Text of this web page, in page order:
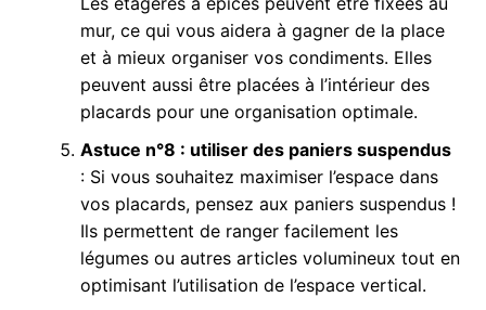
mur, ce qui vous aidera à gagner de la place
et à mieux organiser vos condiments. Elles
peuvent aussi être placées à l’intérieur des
placards pour une organisation optimale.
Astuce n°8 : utiliser des paniers suspendus
: Si vous souhaitez maximiser l’espace dans
vos placards, pensez aux paniers suspendus !
Ils permettent de ranger facilement les
légumes ou autres articles volumineux tout en
optimisant l’utilisation de l’espace vertical.